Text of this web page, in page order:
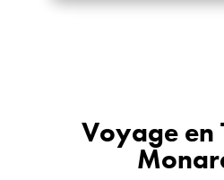
Voyage en